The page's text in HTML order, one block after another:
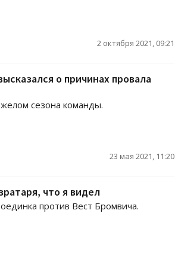
2 октября 2021, 09:21
о причинах провала
сезона команды.
23 мая 2021, 11:20
что я видел
против Вест Бромвича.